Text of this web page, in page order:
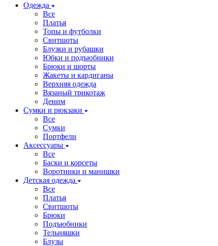
Одежда
Все
Платья
Топы и футболки
Свитшоты
Блузки и рубашки
Юбки и подъюбники
Брюки и шорты
Жакеты и кардиганы
Верхняя одежда
Вязаный трикотаж
Деним
Сумки и рюкзаки
Все
Сумки
Портфели
Аксессуары
Все
Баски и корсеты
Воротники и манишки
Детская одежда
Все
Платья
Свитшоты
Брюки
Подъюбники
Тельняшки
Блузы